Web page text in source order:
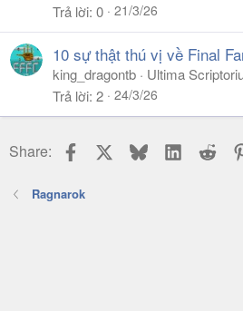
Trả lời 0 21/3/26
10 sự thật thú vị về Final
king_dragontb
Ultima
Trả lời 2 24/3/26
Share: Facebook BlueskyLinkedIn
Ragnarok